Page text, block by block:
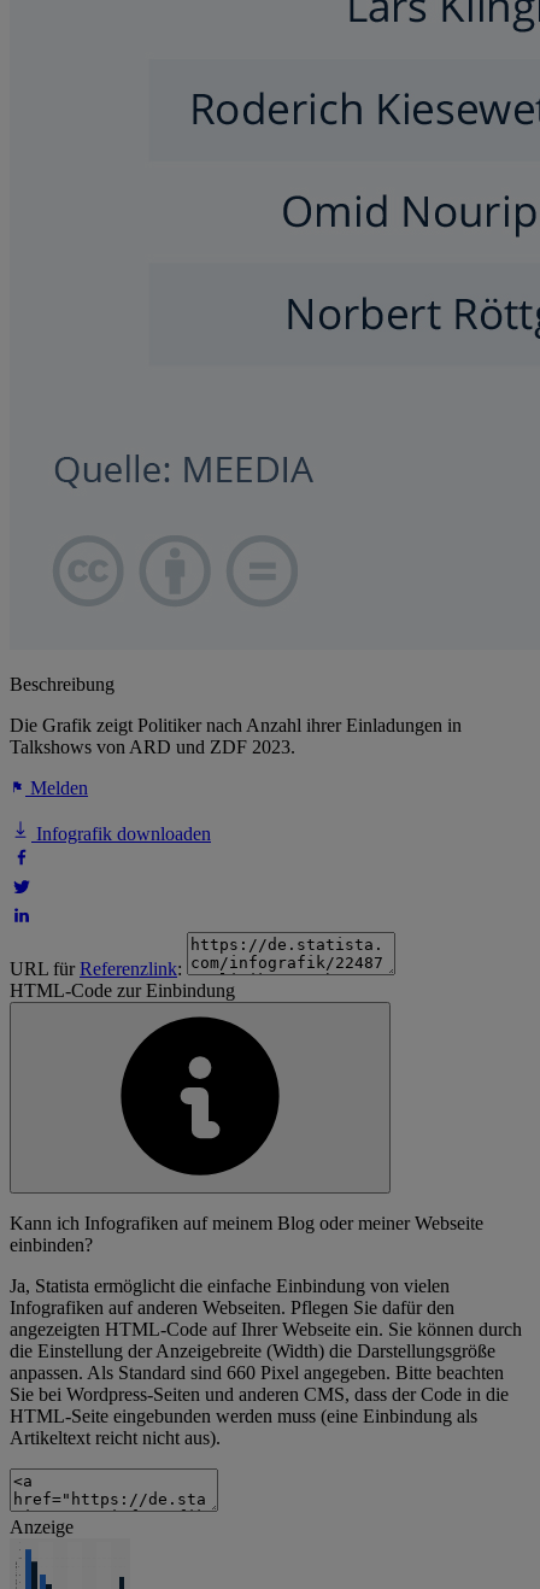
Beschreibung
Die Grafik zeigt Politiker nach Anzahl ihrer Einladungen in
Talkshows von ARD und ZDF 2023.
Melden
Infografik downloaden
URL fürReferenzlink:
HTML-Code zur Einbindung
Kann ich Infografiken auf meinem Blog oder meiner Webseite
einbinden?
Ja, Statista ermöglicht die einfache Einbindung von vielen
Infografiken auf anderen Webseiten. Pflegen Sie dafür den
angezeigten HTML-Code auf Ihrer Webseite ein. Sie können durch
die Einstellung der Anzeigebreite (Width) die Darstellungsgröße
anpassen. Als Standard sind 660 Pixel angegeben. Bitte beachten
Sie bei Wordpress-Seiten und anderen CMS, dass der Code in die
HTML-Seite eingebunden werden muss (eine Einbindung als
Artikeltext reicht nicht aus).
Anzeige